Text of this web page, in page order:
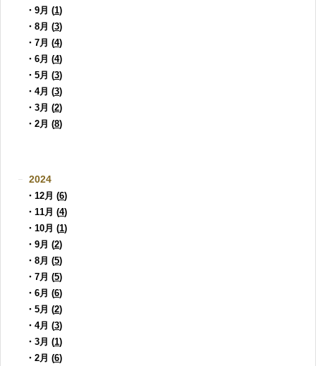
・9月 (1)
・8月 (3)
・7月 (4)
・6月 (4)
・5月 (3)
・4月 (3)
・3月 (2)
・2月 (8)
2024
・12月 (6)
・11月 (4)
・10月 (1)
・9月 (2)
・8月 (5)
・7月 (5)
・6月 (6)
・5月 (2)
・4月 (3)
・3月 (1)
・2月 (6)